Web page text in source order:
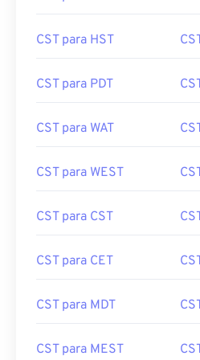
CST para HST
CST para PDT
CST para WAT
CST para WEST
CST para CST
CST para CET
CST para MDT
CST para MEST